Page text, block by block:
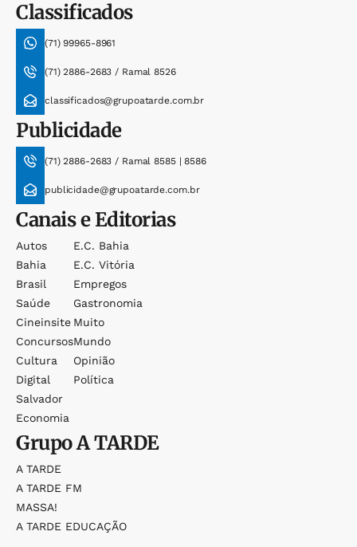
Classificados
(71) 99965-8961
(71) 2886-2683 / Ramal 8526
classificados@grupoatarde.com.br
Publicidade
(71) 2886-2683 / Ramal 8585 | 8586
publicidade@grupoatarde.com.br
Canais e Editorias
Autos
Bahia
Brasil
Saúde
Cineinsite
Concursos
Cultura
Digital
Salvador
Economia
E.c. Bahia
E.c. Vitória
Empregos
Gastronomia
Muito
Mundo
Opinião
Política
GrupoA TARDE
A TARDE
A TARDE FM
MASSA!
A TARDE EDUCAÇÃO